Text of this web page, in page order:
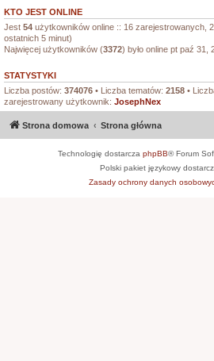
KTO JEST ONLINE
Jest 54 użytkowników online :: 16 zarejestrowanych,
ostatnich 5 minut)
Najwięcej użytkowników (3372) było online pt paź 31,
STATYSTYKI
Liczba postów: 374076 • Liczba tematów: 2158 •
zarejestrowany użytkownik: JosephNex
Strona domowa Strona główna
Technologię dostarcza phpBB® Forum
Polski pakiet językowy
Zasady ochrony danych